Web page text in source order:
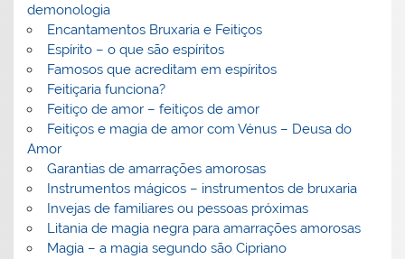
demonologia
Encantamentos Bruxaria e Feitiços
Espírito – o que são espíritos
Famosos que acreditam em espíritos
Feitiçaria funciona?
Feitiço de amor – feitiços de amor
Feitiços e magia de amor com Vénus – Deusa do
Amor
Garantias de amarrações amorosas
Instrumentos mágicos – instrumentos de bruxaria
Invejas de familiares ou pessoas próximas
Litania de magia negra para amarrações amorosas
Magia – a magia segundo são Cipriano